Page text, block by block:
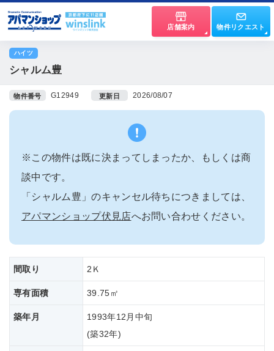
店舗案内 物件リクエスト
ハイツ
シャルム豊
物件番号 G12949 更新日 2026/08/07
※この物件は既に決まってしまったか、もしくは商
談中です。
「シャルム豊」のキャンセル待ちにつきましては、
アパマンショップ伏見店へお問い合わせください。
間取り 2Ｋ
専有面積 39.75㎡
築年月
1993年12月中旬
(築32年)